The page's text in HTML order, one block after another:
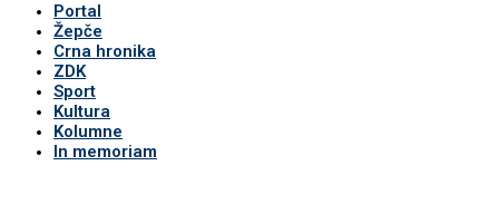
Portal
Žepče
Crna hronika
ZDK
Sport
Kultura
Kolumne
In memoriam